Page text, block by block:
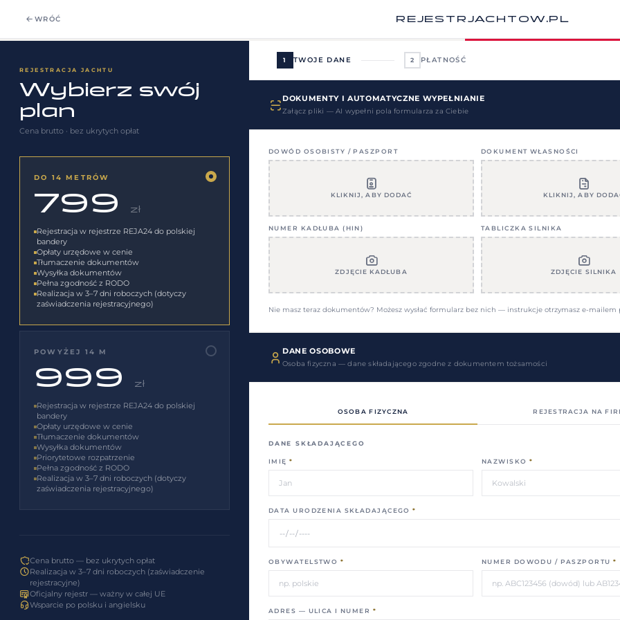
WRÓĆ REJESTRJACHTOW.PL
REJESTRACJA JACHTU
Wybierz swój
plan
Cena brutto · bez ukrytych opłat
DO 14 METRÓW
799 zł
Rejestracja w rejestrze REJA24 do polskiej
bandery
Opłaty urzędowe w cenie
Tłumaczenie dokumentów
Wysyłka dokumentów
Pełna zgodność z RODO
Realizacja w 3–7 dni roboczych (dotyczy
zaświadczenia rejestracyjnego)
POWYŻEJ 14 M
999 zł
Rejestracja w rejestrze REJA24 do polskiej
bandery
Opłaty urzędowe w cenie
Tłumaczenie dokumentów
Wysyłka dokumentów
Priorytetowe rozpatrzenie
Pełna zgodność z RODO
Realizacja w 3–7 dni roboczych (dotyczy
zaświadczenia rejestracyjnego)
Cena brutto — bez ukrytych opłat
Realizacja w 3–7 dni roboczych (zaświadczenie
rejestracyjne)
Oficjalny rejestr — ważny w całej UE
Wsparcie po polsku i angielsku
1 TWOJE DANE 2 PŁATNOŚĆ
DOKUMENTY I AUTOMATYCZNE WYPEŁNIANIE
Załącz pliki — AI wypełni pola formularza za Ciebie
DOWÓD OSOBISTY / PASZPORT
KLIKNIJ, ABY DODAĆ
DOKUMENT WŁASNOŚCI
KLIKNIJ, ABY
NUMER KADŁUBA (HIN)
ZDJĘCIE KADŁUBA
TABLICZKA SILNIKA
ZDJĘCIE SILNIKA
Nie masz teraz dokumentów? Możesz wysłać formularz bez nich — instrukcje otrzymasz e-mailem
DANE OSOBOWE
Osoba fizyczna — dane składającego zgodne z dokumentem tożsamości
OSOBA FIZYCZNA REJESTRACJA NA
DANE SKŁADAJĄCEGO
IMIĘ * NAZWISKO *
DATA URODZENIA SKŁADAJĄCEGO *
OBYWATELSTWO * NUMER DOWODU / PASZPORTU *
ADRES — ULICA I NUMER *